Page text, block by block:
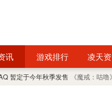
讯 游戏排行 凌天
暂定于今年秋季发售 《魔戒：咕